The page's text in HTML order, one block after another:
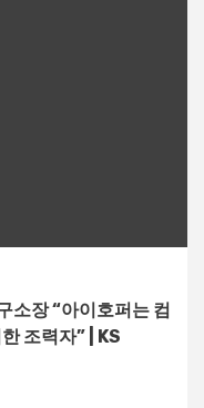
소장 “아이호퍼는 컴
조력자” | KS